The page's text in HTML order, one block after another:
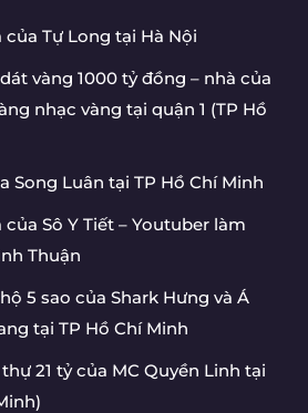
Tự Long tại Hà Nội
vàng 1000 tỷ đồng – nhà của
nhạc vàng tại quận 1 (TP Hồ
Song Luân tại TP Hồ Chí Minh
Sô Y Tiết – Youtuber làm
Thuận
5 sao của Shark Hưng và Á
tại TP Hồ Chí Minh
21 tỷ của MC Quyền Linh tại